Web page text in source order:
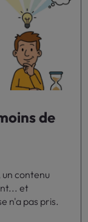
de
contenu
et
n'a pas pris.